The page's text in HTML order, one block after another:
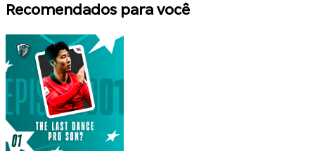
Recomendados para você